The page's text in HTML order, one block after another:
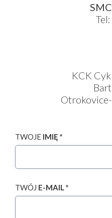
KCK
TWOJE IMIĘ *
TWÓJ E-MAIL *